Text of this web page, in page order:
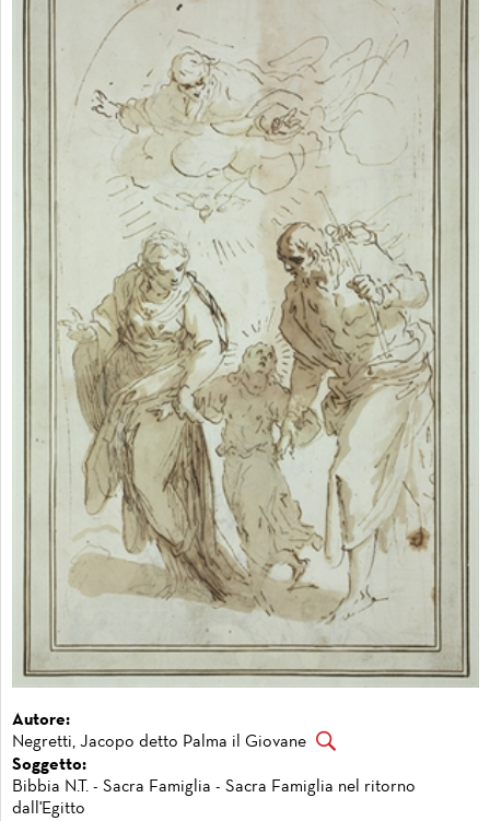
Autore:
Negretti, Jacopo detto Palma il Giovane
Soggetto:
Bibbia N.T. - Sacra Famiglia - Sacra Famiglia nel ritorno
dall'Egitto